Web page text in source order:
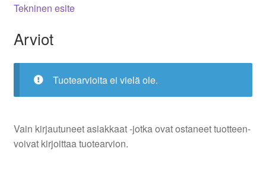
Tekninen esite
Arviot
Tuotearvioita ei vielä ole.
Vain kirjautuneet asiakkaat -jotka ovat ostaneet tuotteen-
voivat kirjoittaa tuotearvion.